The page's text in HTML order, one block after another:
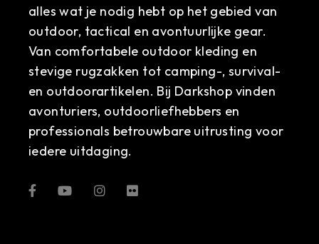
alles wat je nodig hebt op het gebied van
outdoor, tactical en avontuurlijke gear.
Van comfortabele outdoor kleding en
stevige rugzakken tot camping-, survival-
en outdoorartikelen. Bij Darkshop vinden
avonturiers, outdoorliefhebbers en
professionals betrouwbare uitrusting voor
iedere uitdaging.